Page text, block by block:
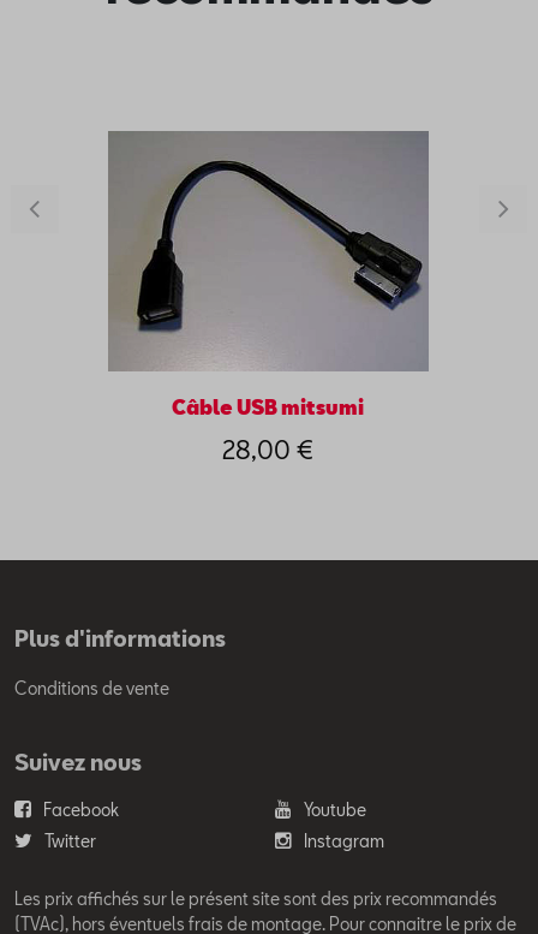
Câble USB mitsumi
28,00 €
Plus d'informations
Conditions de vente
Suivez nous
Facebook
Youtube
Twitter
Instagram
Les prix affichés sur le présent site sont des prix recommandés
(TVAc), hors éventuels frais de montage. Pour connaitre le prix de